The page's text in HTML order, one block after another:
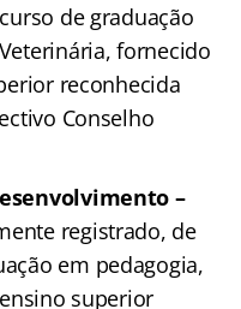
de graduação
fornecido
reconhecida
Conselho
–
registrado, de
em pedagogia,
superior